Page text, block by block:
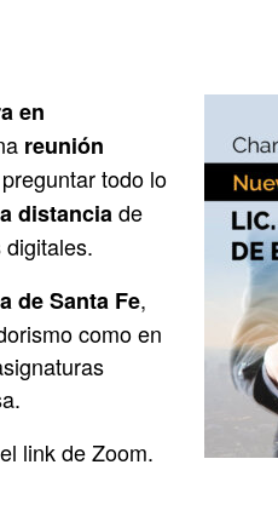
en
reunión
todo lo
distanciade
de Santa Fe,
como en
link de Zoom.